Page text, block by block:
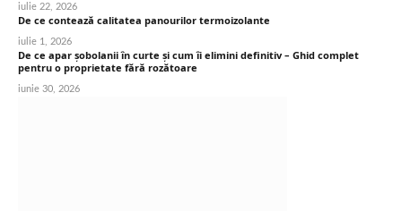
iulie 22, 2026
De ce contează calitatea panourilor termoizolante
iulie 1, 2026
De ce apar șobolanii în curte și cum îi elimini definitiv – Ghid complet
pentru o proprietate fără rozătoare
iunie 30, 2026